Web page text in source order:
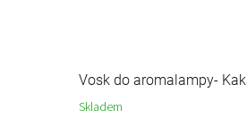
Vosk do aromalampy-
Skladem